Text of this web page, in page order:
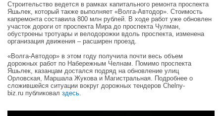
Строительство ведется в рамках капитального ремонта проспекта
Яшьлек, который также выполняет «Волга‑Автодор». Стоимость
капремонта составила 800 млн рублей. В ходе работ уже обновлен
участок дороги от проспекта Мира до проспекта Чулман,
обустроены тротуары и велодорожки вдоль проспекта, изменена
организация движения – расширен проезд.
«Волга-Автодор» в этом году получила почти весь объем
дорожных работ по Набережным Челнам. Помимо проспекта
Яшьлек, казанцам достался подряд на обновление улиц
Орловская, Маршала Жукова и Магистральная. Подробнее о
сложившейся ситуации вокруг дорожных тендеров Сhelny-
biz.ru публиковал здесь.